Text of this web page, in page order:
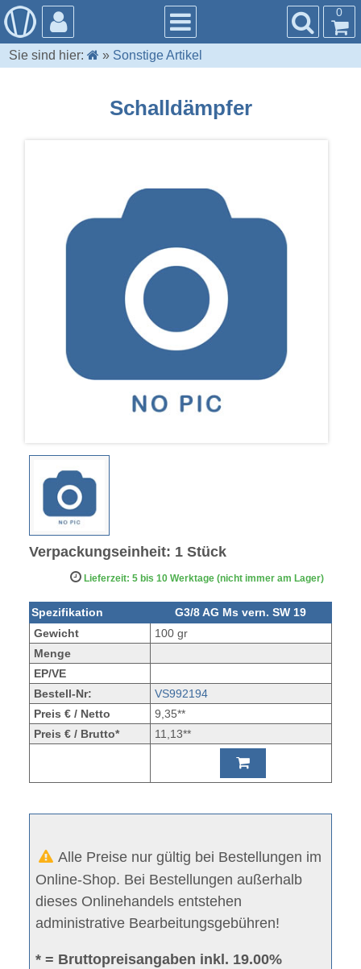
0
Sie sind hier: » Sonstige Artikel
Schalldämpfer
Verpackungseinheit: 1 Stück
Lieferzeit: 5 bis 10 Werktage (nicht immer am Lager)
Spezifikation
G3/8 AG Ms vern. SW 19
Gewicht
100 gr
Menge
EP/VE
Bestell-Nr:
VS992194
Preis € / Netto
9,35**
Preis € / Brutto*
11,13**
Alle Preise nur gültig bei Bestellungen im
Online-Shop. Bei Bestellungen außerhalb
dieses Onlinehandels entstehen
administrative Bearbeitungsgebühren!
* = Bruttopreisangaben inkl. 19.00%